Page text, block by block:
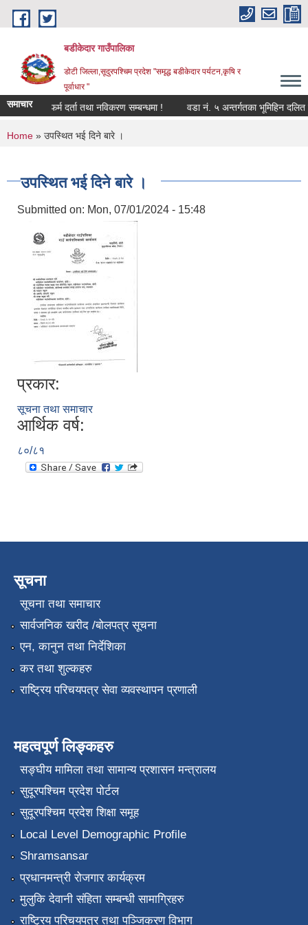
Skip to main content
बडीकेदार गाउँपालिका
डोटी जिल्ला,सूदुरपश्चिम प्रदेश "समृद्ध बडीकेदार पर्यटन,कृषि र
पूर्वाधार "
समाचार
कृषक समू/फर्म दर्ता तथा नविकरण सम्बन्धमा ! वडा नं. ५ अन्तर्गतका भूमिहिन दलित
You are here
Home » उपस्थित भई दिने बारे ।
उपस्थित भई दिने बारे ।
Submitted on: Mon, 07/01/2024 - 15:48
प्रकार:
सूचना तथा समाचार
आर्थिक वर्ष:
८०/८१
सूचना
सूचना तथा समाचार
सार्वजनिक खरीद /बोलपत्र सूचना
एन, कानुन तथा निर्देशिका
कर तथा शुल्कहरु
राष्ट्रिय परिचयपत्र सेवा व्यवस्थापन प्रणाली
महत्वपूर्ण लिङ्कहरु
सङ्‍घीय मामिला तथा सामान्य प्रशासन मन्त्रालय
सुदूरपश्चिम प्रदेश पोर्टल
सुदूरपश्चिम प्रदेश शिक्षा समूह
Local Level Demographic Profile
Shramsansar
प्रधानमन्त्री रोजगार कार्यक्रम
मुलुकि देवानी संहिता सम्बन्धी सामाग्रिहरु
राष्ट्रिय परिचयपत्र तथा पञ्जिकरण विभाग